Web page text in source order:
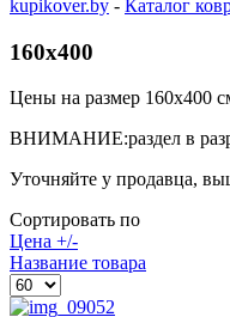
kupikover.by - Каталог
160x400
Цены на размер 160х400
ВНИМАНИЕ:раздел в
Уточняйте у продавца,
Сортировать по
Цена +/-
Название товара